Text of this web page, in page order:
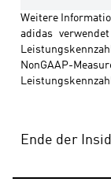
Weitere
adidas
NonGAAP-
Ende der